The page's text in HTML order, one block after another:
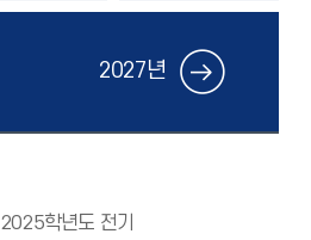
2027년
2025학년도 전기